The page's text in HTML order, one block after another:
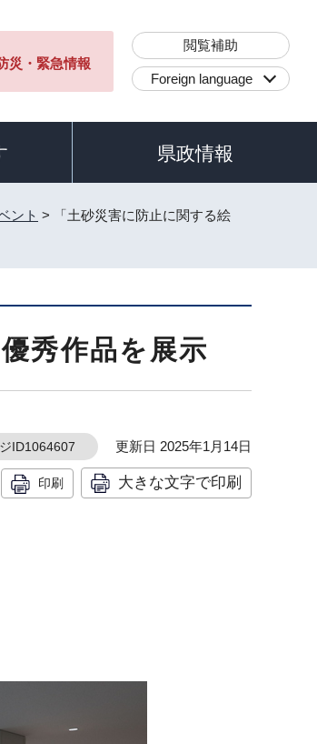
災・緊急情報
閲覧補助
Foreign language
県政情報
ント > 「土砂災害に防止に関する絵
秀作品を展示
ID1064607 更新日 2025年1月14日
印刷 大きな文字で印刷